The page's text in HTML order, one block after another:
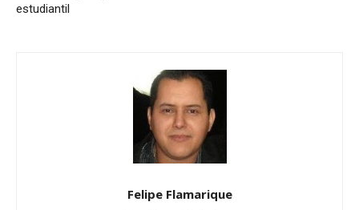
estudiantil
Felipe Flamarique